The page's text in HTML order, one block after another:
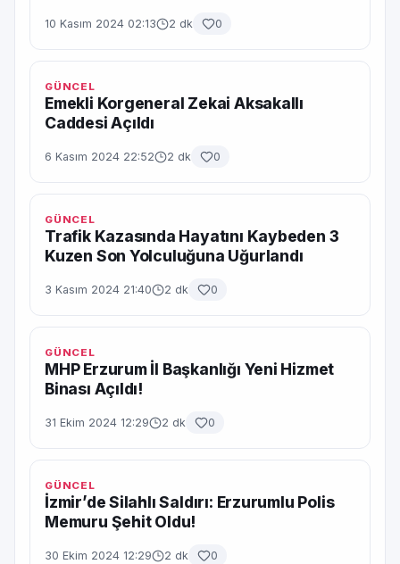
10 Kasım 2024 02:13 2 dk 0
GÜNCEL
Emekli Korgeneral Zekai Aksakallı
Caddesi Açıldı
6 Kasım 2024 22:52 2 dk 0
GÜNCEL
Trafik Kazasında Hayatını Kaybeden 3
Kuzen Son Yolculuğuna Uğurlandı
3 Kasım 2024 21:40 2 dk 0
GÜNCEL
MHP Erzurum İl Başkanlığı Yeni Hizmet
Binası Açıldı!
31 Ekim 2024 12:29 2 dk 0
GÜNCEL
İzmir’de Silahlı Saldırı: Erzurumlu Polis
Memuru Şehit Oldu!
30 Ekim 2024 12:29 2 dk 0